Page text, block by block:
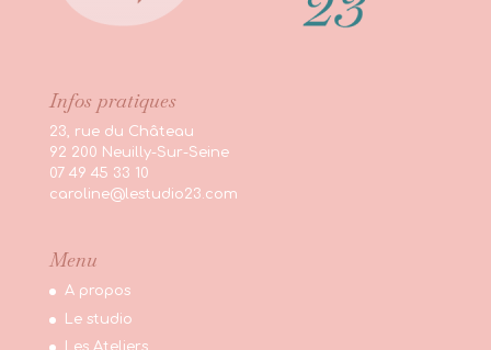
Infos pratiques
23, rue du Château
92 200 Neuilly-Sur-Seine
07 49 45 33 10
caroline@lestudio23.com
Menu
A propos
Le studio